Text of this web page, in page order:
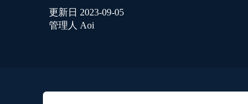
更新日 2023-09-05
管理人 Aoi